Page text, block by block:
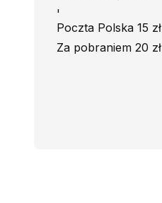
'
Poczta Polska 15 zł
Za pobraniem 20 zł